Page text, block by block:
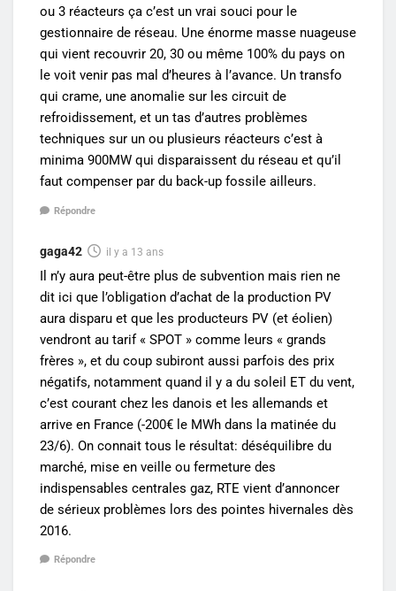
ou 3 réacteurs ça c’est un vrai souci pour le
gestionnaire de réseau. Une énorme masse nuageuse
qui vient recouvrir 20, 30 ou même 100% du pays on
le voit venir pas mal d’heures à l’avance. Un transfo
qui crame, une anomalie sur les circuit de
refroidissement, et un tas d’autres problèmes
techniques sur un ou plusieurs réacteurs c’est à
minima 900MW qui disparaissent du réseau et qu’il
faut compenser par du back-up fossile ailleurs.
Répondre
gaga42 il y a 13 ans
Il n’y aura peut-être plus de subvention mais rien ne
dit ici que l’obligation d’achat de la production PV
aura disparu et que les producteurs PV (et éolien)
vendront au tarif « SPOT » comme leurs « grands
frères », et du coup subiront aussi parfois des prix
négatifs, notamment quand il y a du soleil ET du vent,
c’est courant chez les danois et les allemands et
arrive en France (-200€ le MWh dans la matinée du
23/6). On connait tous le résultat: déséquilibre du
marché, mise en veille ou fermeture des
indispensables centrales gaz, RTE vient d’annoncer
de sérieux problèmes lors des pointes hivernales dès
2016.
Répondre